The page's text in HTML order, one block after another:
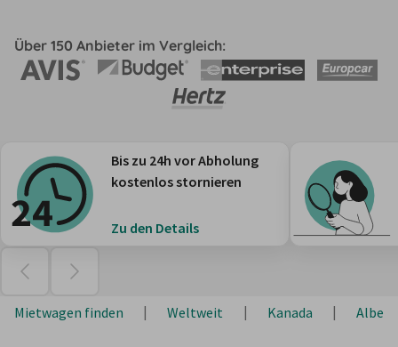
Über 150 Anbieter im Vergleich:
Bis zu 24h vor Abholung
kostenlos stornieren
Zu den Details
Mietwagen finden Weltweit Kanada